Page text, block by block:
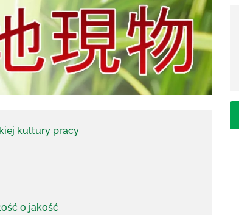
kultury pracy
o jakość